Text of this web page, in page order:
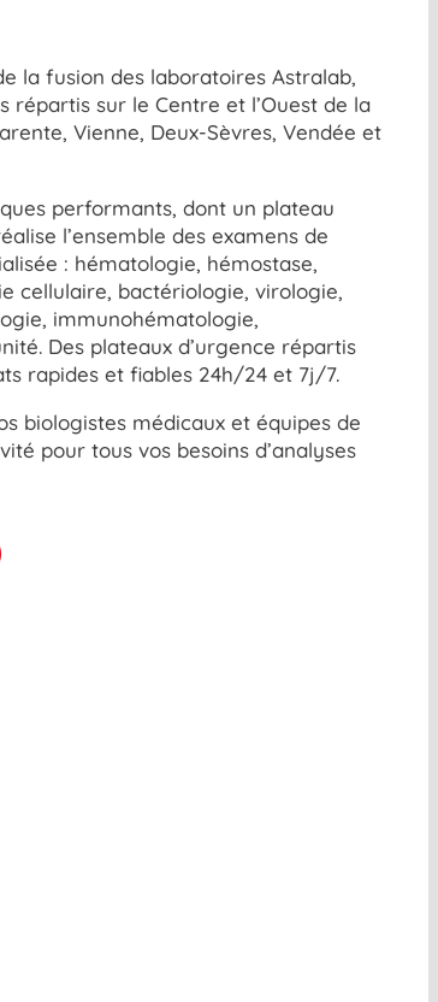
la fusion des laboratoires Astralab,
répartis sur le Centre et l’Ouest de la
Vienne, Deux-Sèvres, Vendée et
performants, dont un plateau
l’ensemble des examens de
: hématologie, hémostase,
cellulaire, bactériologie, virologie,
immunohématologie,
Des plateaux d’urgence répartis
rapides et fiables 24h/24 et 7j/7.
biologistes médicaux et équipes de
pour tous vos besoins d’analyses